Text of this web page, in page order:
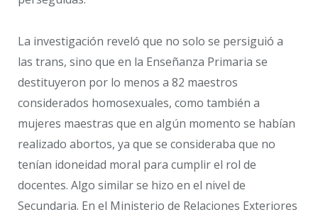
La investigación reveló que no solo se persiguió a
las trans, sino que en la Enseñanza Primaria se
destituyeron por lo menos a 82 maestros
considerados homosexuales, como también a
mujeres maestras que en algún momento se habían
realizado abortos, ya que se consideraba que no
tenían idoneidad moral para cumplir el rol de
docentes. Algo similar se hizo en el nivel de
Secundaria. En el Ministerio de Relaciones Exteriores